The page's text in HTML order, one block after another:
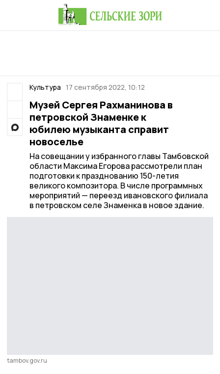
Культура 17 сентября 2022, 10:12
Музей Сергея Рахманинова в
петровской Знаменке к
юбилею музыканта справит
новоселье
На совещании у избранного главы Тамбовской
области Максима Егорова рассмотрели план
подготовки к празднованию 150-летия
великого композитора. В числе программных
мероприятий — переезд ивановского филиала
в петровском селе Знаменка в новое здание.
tambov.gov.ru